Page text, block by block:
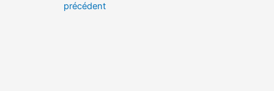
précédent